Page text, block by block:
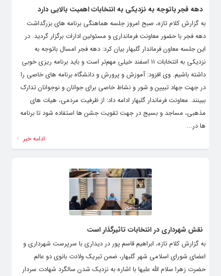
دهه فجر باتوجه به نزدیکی به انتخابات اهمیت بالایی دارد
به گزارش کلام تازه، صبح امروز جلسه هماهنگی برنامه های بزرگداشت
دهه فجر با حضور معاونت فرمانداری و مسئولین ادارات برگزار گردید. در
این جلسه معاون فرماندار گلبهار بیان کرد: دهه فجر امسال باتوجه به
نزدیکی به انتخابات ۱۱ اسفند خیلی مهم‌تر است و باید برنامه ریزی خوبی
داشته باشیم. وی افزود: آموزش و پرورش و دانشگاه برنامه های خاصی را
در جهت جهاد تبیین و شور و نشاط خاصی برای جوانان و نوجوانان تدارک
ببینند. معاونت فرماندار گلبهار ادامه داد: از ظرفیت مردمی، هیات های
مذهبی، مساجد و بسیج در جهت تقویت جشن ها استفاده شود تا برنامه
ادامه خبر
نقش شهرداری در انتخابات تاثیرگذار است
به گزارش کلام تازه، ابراهیم قاسم پور در دیداری با سرپرست شهرداری و
اعضای شورای اسلامی شهر گلبهار، ضمن تبریک ولادت بانوی دو عالم